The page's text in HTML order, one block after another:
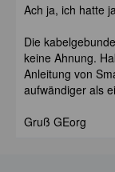
Ach ja, ich hatte
Die
keine Ahnung.
Anleitung von
aufwändiger als
Gruß GEorg